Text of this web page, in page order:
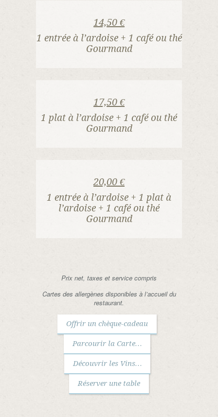
14,50 €
1 entrée à l’ardoise + 1 café ou thé
Gourmand
17,50 €
1 plat à l’ardoise + 1 café ou thé
Gourmand
20,00 €
1 entrée à l’ardoise + 1 plat à
l’ardoise + 1 café ou thé
Gourmand
Prix net, taxes et service compris
Cartes des allergènes disponibles à l’accueil du
restaurant.
Offrir un chèque-cadeau
Parcourir la Carte…
Découvrir les Vins…
Réserver une table